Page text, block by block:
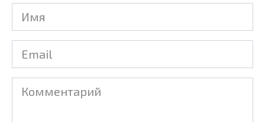
Имя
Email
Комментарий